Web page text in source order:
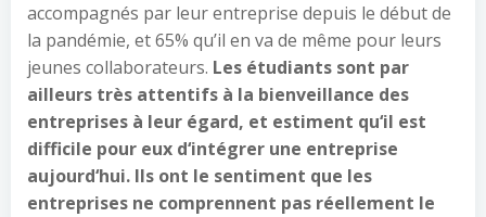
accompagnés par leur entreprise depuis le début de
la pandémie, et 65% qu’il en va de même pour leurs
jeunes collaborateurs. Les étudiants sont par
ailleurs très attentifs à la bienveillance des
entreprises à leur égard, et estiment qu‘il est
difficile pour eux d‘intégrer une entreprise
aujourd‘hui. Ils ont le sentiment que les
entreprises ne comprennent pas réellement le